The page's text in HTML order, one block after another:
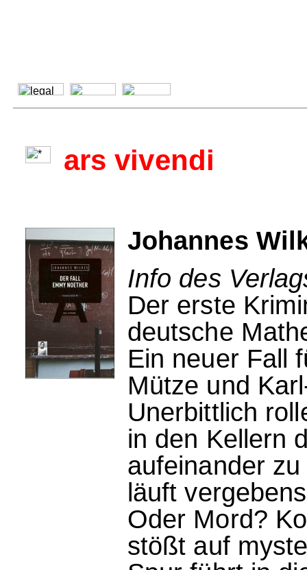
ars vivendi
Johannes
Info des
Der erste
deutsche
Ein neuer Fall
Mütze und
Unerbittlich
in den Kellern
aufeinander
läuft
Oder Mord?
stößt auf